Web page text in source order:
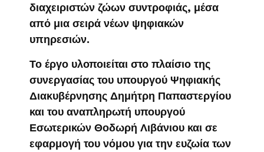
διαχειριστών ζώων συντροφιάς, μέσα
από μια σειρά νέων ψηφιακών
υπηρεσιών.
Το έργο υλοποιείται στο πλαίσιο της
συνεργασίας του υπουργού Ψηφιακής
Διακυβέρνησης Δημήτρη Παπαστεργίου
και του αναπληρωτή υπουργού
Εσωτερικών Θοδωρή Λιβάνιου και σε
εφαρμογή του νόμου για την ευζωία των